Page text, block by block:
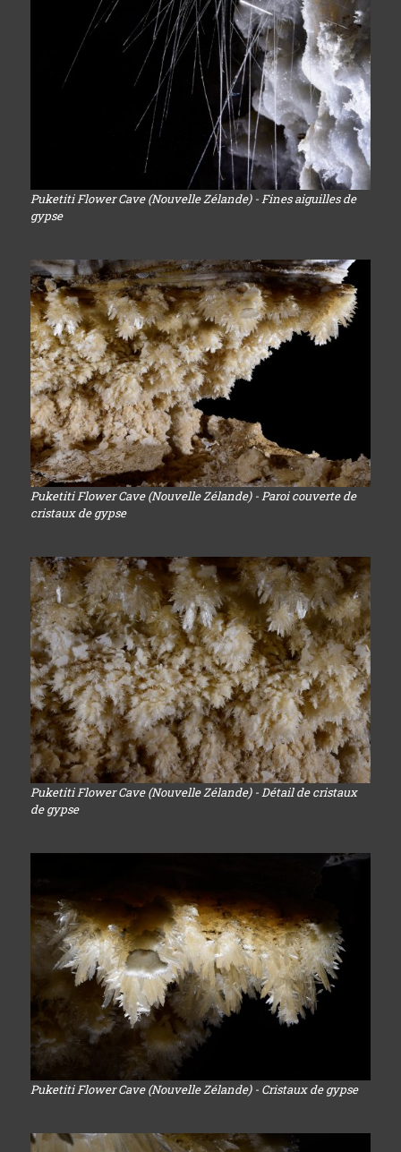
Puketiti Flower Cave (Nouvelle Zélande) - Fines aiguilles de
gypse
Puketiti Flower Cave (Nouvelle Zélande) - Paroi couverte de
cristaux de gypse
Puketiti Flower Cave (Nouvelle Zélande) - Détail de cristaux
de gypse
Puketiti Flower Cave (Nouvelle Zélande) - Cristaux de gypse